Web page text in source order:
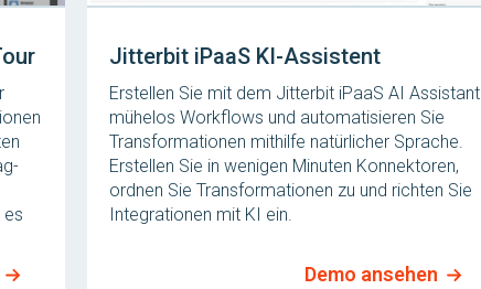
es
Jitterbit iPaaS KI-Assistent
Erstellen Sie mit dem Jitterbit iPaaS AI Assistant
mühelos Workflows und automatisieren Sie
Transformationen mithilfe natürlicher Sprache.
Erstellen Sie in wenigen Minuten Konnektoren,
ordnen Sie Transformationen zu und richten Sie
Integrationen mit KI ein.
Demo ansehen